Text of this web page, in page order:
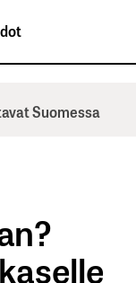
Suomessa